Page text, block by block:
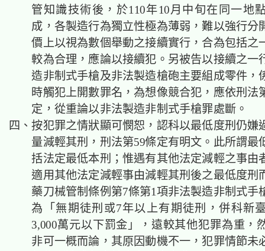
管知識技術後，於110年10月中旬在同一地
成，各製造行為獨立性極為薄弱，難以強行分
價上以視為數個舉動之接續實行，合為包括之
較為合理，應論以接續犯。另被告以接續之一
造非制式手槍及非法製造槍砲主要組成零件，
時觸犯上開數罪名，為想像競合犯，應依刑法
定，從重論以非法製造非制式手槍罪處斷。
四、按犯罪之情狀顯可憫恕，認科以最低度刑仍嫌
量減輕其刑，刑法第59條定有明文。此所謂最
括法定最低本刑；惟遇有其他法定減輕之事由
適用其他法定減輕事由減輕其刑後之最低度刑
藥刀械管制條例第7條第1項非法製造非制式手
為「無期徒刑或7年以上有期徒刑，併科新
3,000萬元以下罰金」，遠較其他犯罪為重，
非可一概而論，其原因動機不一，犯罪情節未